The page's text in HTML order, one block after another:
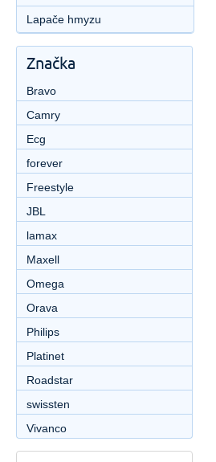
Lapače hmyzu
Značka
Bravo
Camry
Ecg
forever
Freestyle
JBL
lamax
Maxell
Omega
Orava
Philips
Platinet
Roadstar
swissten
Vivanco